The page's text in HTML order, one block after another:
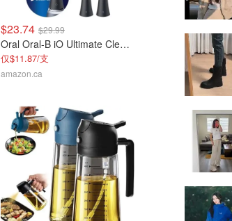
$23.74 $29.99
Oral Oral-B iO Ultimate Clean 电动牙刷头 2支装 黑色
仅$11.87/支
amazon.ca